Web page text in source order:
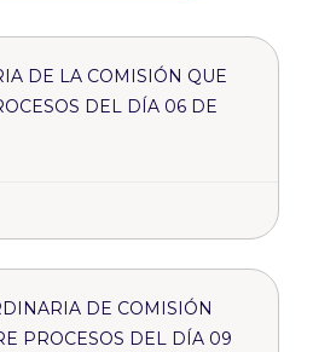
DE LA COMISIÓN QUE
DEL DÍA 06 DE
DE COMISIÓN
PROCESOS DEL DÍA 09